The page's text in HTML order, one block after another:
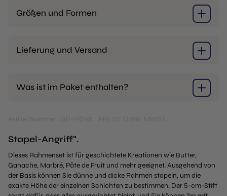
Größen und Formen
Lieferung und Versand
Was ist im Paket enthalten?
Stapel-Angriff".
Dieses Rahmenset ist für geschichtete Kreationen wie Butter,
Ganache, Marbré, Pâte de Fruit und mehr geeignet. Ausgehend von
der Basis können Sie dünne und dicke Rahmen stapeln, um die
exakte Höhe der einzelnen Schichten zu bestimmen. Der 5-cm-Stift